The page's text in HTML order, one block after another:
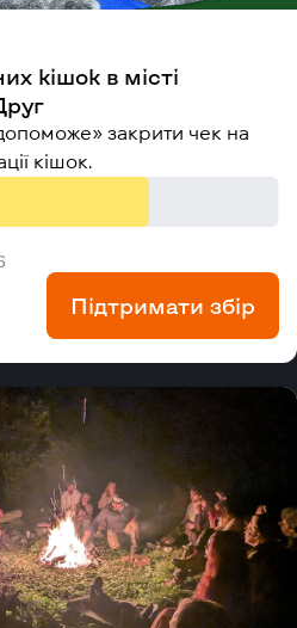
кішок в місті
закрити чек на
кішок.
Підтримати збір